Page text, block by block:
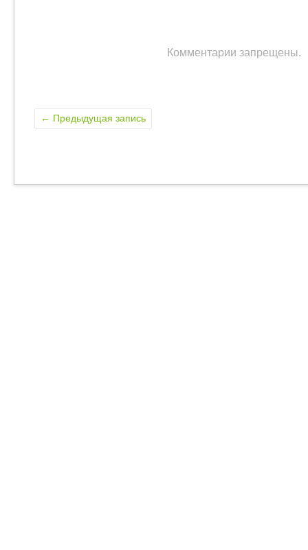
Комментарии запрещены.
← Предыдущая запись